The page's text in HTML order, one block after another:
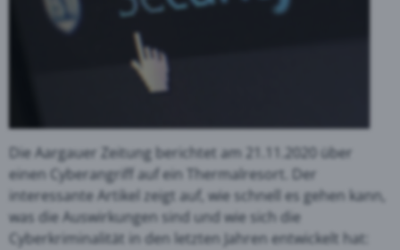
Die Aargauer Zeitung berichtet am 21.11.2020 über
einen Cyberangriff auf ein Thermalresort. Der
interessante Artikel zeigt auf, wie schnell es gehen kann,
was die Auswirkungen sind und wie sich die
Cyberkriminalität in den letzten Jahren entwickelt hat: